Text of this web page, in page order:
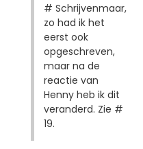
# Schrijvenmaar,
zo had ik het
eerst ook
opgeschreven,
maar na de
reactie van
Henny heb ik dit
veranderd. Zie #
19.